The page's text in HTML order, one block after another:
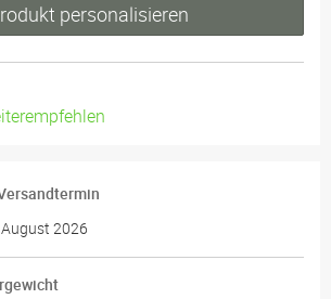
personalisieren
2026